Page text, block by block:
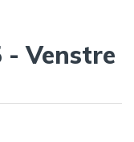
- Venstre